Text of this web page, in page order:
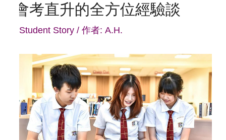
會考直升的全方位經驗談
Student Story/ 作者: A.H.